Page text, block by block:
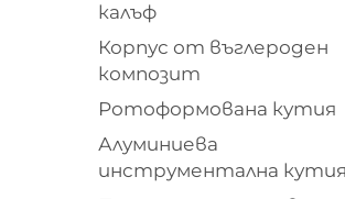
калъф
Корпус от въглероден
композит
Ротоформована кутия
Алуминиева
инструментална